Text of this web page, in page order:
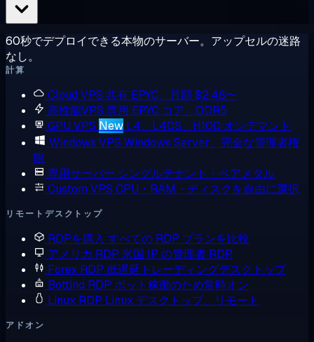
60秒でデプロイできる本物のサーバー。アップセルの迷路
なし。
計算
Cloud VPS 共有 EPYC、月額 $2.48〜
高性能VPS 専用 EPYC コア、DDR5
GPU VPS New L4、L40S、H100 オンデマンド
Windows VPS Windows Server、完全な管理者権
限
専用サーバー シングルテナント・ベアメタル
Custom VPS CPU・RAM・ディスクを自由に選択
リモートデスクトップ
RDPを購入 すべての RDP プランを比較
アメリカ RDP 米国 IP の管理者 RDP
Forex RDP 低遅延トレーディングデスクトップ
Botting RDP ボット稼働のため常時オン
Linux RDP Linux デスクトップ、リモート
アドオン